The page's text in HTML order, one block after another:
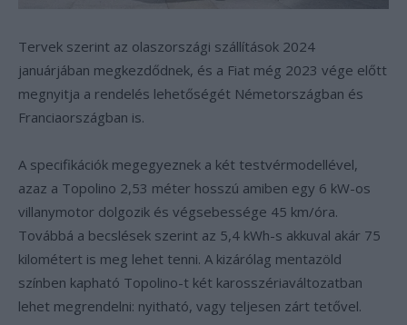
Tervek szerint az olaszországi szállítások 2024
januárjában megkezdődnek, és a Fiat még 2023 vége előtt
megnyitja a rendelés lehetőségét Németországban és
Franciaországban is.
A specifikációk megegyeznek a két testvérmodellével,
azaz a Topolino 2,53 méter hosszú amiben egy 6 kW-os
villanymotor dolgozik és végsebessége 45 km/óra.
Továbbá a becslések szerint az 5,4 kWh-s akkuval akár 75
kilométert is meg lehet tenni. A kizárólag mentazöld
színben kapható Topolino-t két karosszériaváltozatban
lehet megrendelni: nyitható, vagy teljesen zárt tetővel.